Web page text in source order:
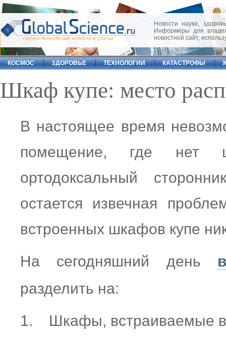
научно-популярные новости и статьи
Новости науки,
Информеры для
новостной сайт,
КОСМОС ЗДОРОВЬЕ ТЕХНОЛОГИИ КАТАСТРОФЫ
Шкаф купе: место
В настоящее время
помещение, где
ортодоксальный
остается извечная
встроенных шкафов купе
На сегодняшний день
разделить на:
1. Шкафы, встраиваемые